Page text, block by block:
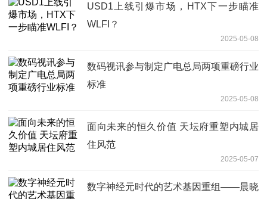
USD1上线引爆市场，HTX下一步瞄准
WLFI？
2025-05-08
数码视讯参与制定广电总局两项重磅行业
标准
2025-05-08
面向未来的恒久价值 天坛府重塑内城居
住风范
2025-05-07
数字神经元时代的艺术基因重组——晨晓